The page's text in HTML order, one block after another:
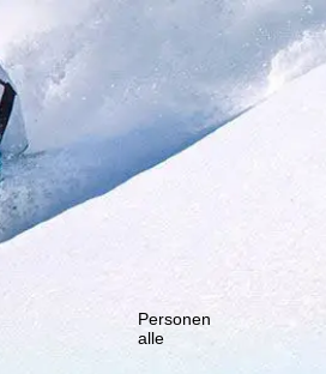
Personen
alle